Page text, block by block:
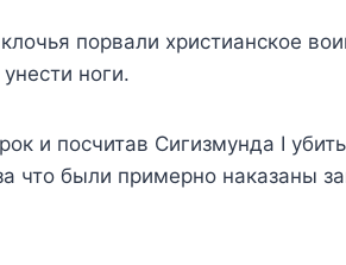
порвали христианское
ноги.
и посчитав Сигизмунда I
что были примерно наказаны